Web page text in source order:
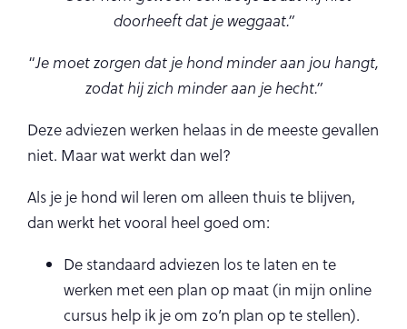
doorheeft dat je weggaat.”
“Je moet zorgen dat je hond minder aan jou hangt,
zodat hij zich minder aan je hecht.”
Deze adviezen werken helaas in de meeste gevallen
niet. Maar wat werkt dan wel?
Als je je hond wil leren om alleen thuis te blijven,
dan werkt het vooral heel goed om:
De standaard adviezen los te laten en te
werken met een plan op maat (in mijn online
cursus help ik je om zo’n plan op te stellen).